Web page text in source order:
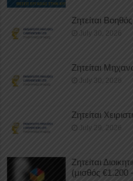
Ζητείται
July 30, 2026
Ζητείται
July 30, 2026
Ζητείται
July 29, 2026
Ζητείται
(μισθός